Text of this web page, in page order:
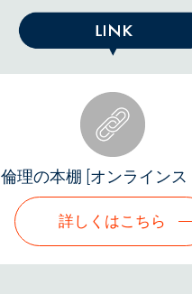
倫理の本棚 [オンラインス
詳しくはこちら